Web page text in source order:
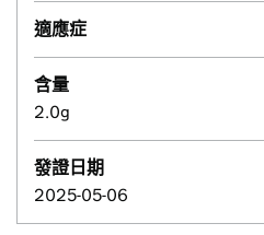
適應症
含量
2.0g
發證日期
2025-05-06